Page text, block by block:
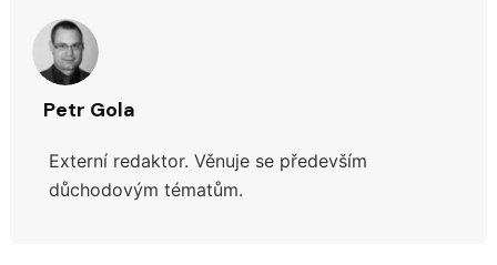
Petr Gola
Externí redaktor. Věnuje se především
důchodovým tématům.